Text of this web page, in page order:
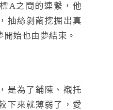
A之間的連繫，他
抽絲剝繭挖掘出真
始也由夢結束。
是為了鋪陳、襯托
下來就薄弱了，愛